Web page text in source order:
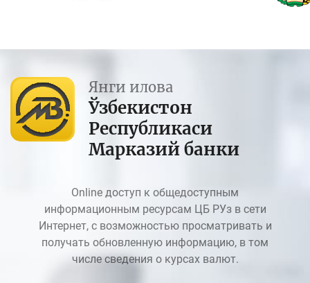
Янги илова
Ўзбекистон
Республикаси
Марказий банки
Online доступ к общедоступным
информационным ресурсам ЦБ РУз в сети
Интернет, с возможностью просматривать и
получать обновленную информацию, в том
числе сведения о курсах валют.